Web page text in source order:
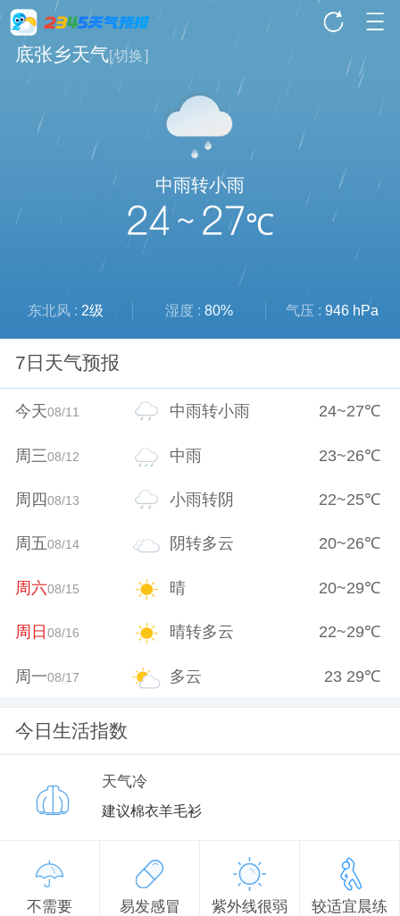
底张乡天气[切换]
中雨转小雨
24 ~ 27℃
东北风 : 2级 湿度 : 80% 气压 : 946 hPa
7日天气预报
今天08/11 中雨转小雨 24~27℃
周三08/12 中雨 23~26℃
周四08/13 小雨转阴 22~25℃
周五08/14 阴转多云 20~26℃
周六08/15 晴 20~29℃
周日08/16 晴转多云 22~29℃
周一08/17 多云 23 29℃
今日生活指数
天气冷
建议棉衣羊毛衫
不需要 易发感冒 紫外线很弱 较适宜晨练